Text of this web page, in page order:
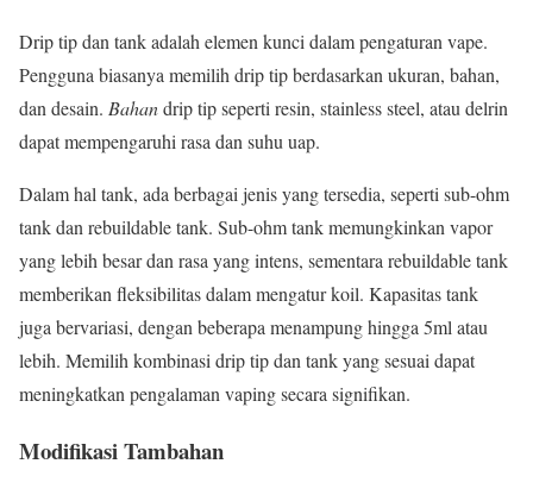
Drip tip dan tank adalah elemen kunci dalam pengaturan vape.
Pengguna biasanya memilih drip tip berdasarkan ukuran, bahan,
dan desain. Bahandrip tip seperti resin, stainless steel, atau delrin
dapat mempengaruhi rasa dan suhu uap.
Dalam hal tank, ada berbagai jenis yang tersedia, seperti sub-ohm
tank dan rebuildable tank. Sub-ohm tank memungkinkan vapor
yang lebih besar dan rasa yang intens, sementara rebuildable tank
memberikan fleksibilitas dalam mengatur koil. Kapasitas tank
juga bervariasi, dengan beberapa menampung hingga 5ml atau
lebih. Memilih kombinasi drip tip dan tank yang sesuai dapat
meningkatkan pengalaman vaping secara signifikan.
Modifikasi Tambahan